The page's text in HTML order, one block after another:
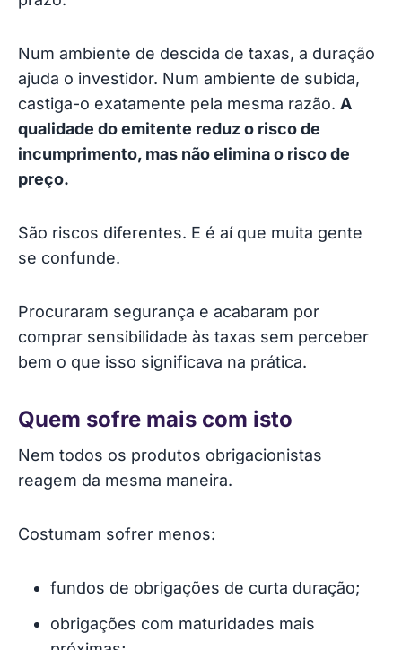
Num ambiente de descida de taxas, a duração
ajuda o investidor. Num ambiente de subida,
castiga-o exatamente pela mesma razão. A
qualidade do emitente reduz o risco de
incumprimento, mas não elimina o risco de
preço.
São riscos diferentes. E é aí que muita gente
se confunde.
Procuraram segurança e acabaram por
comprar sensibilidade às taxas sem perceber
bem o que isso significava na prática.
Quem sofre mais com isto
Nem todos os produtos obrigacionistas
reagem da mesma maneira.
Costumam sofrer menos:
fundos de obrigações de curta duração;
obrigações com maturidades mais